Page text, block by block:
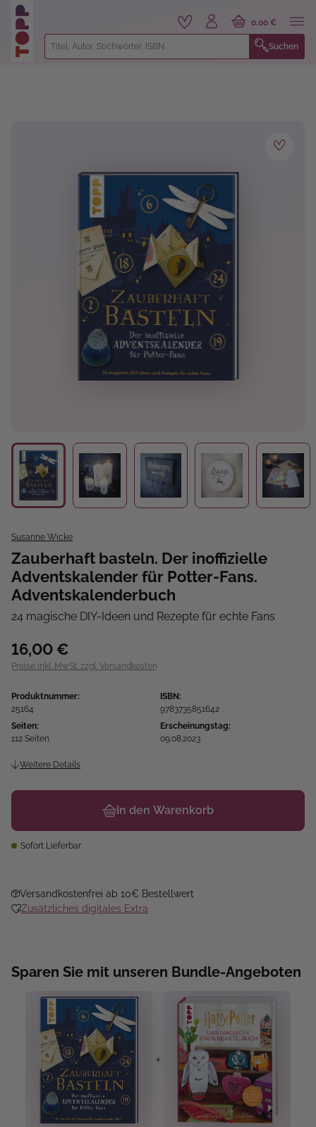
springen
Suchen
0,00 €
Susanne Wicke
Zauberhaft basteln. Der inoffizielle
Adventskalender für Potter-Fans.
Adventskalenderbuch
24 magische DIY-Ideen und Rezepte für echte Fans
16,00 €
Preise inkl. MwSt. zzgl. Versandkosten
Produktnummer:
25164
ISBN:
9783735851642
Seiten:
112 Seiten
Erscheinungstag:
09.08.2023
Weitere Details
In den Warenkorb
Sofort Lieferbar
Versandkostenfrei ab 10€ Bestellwert
Zusätzliches digitales Extra
Sparen Sie mit unseren Bundle-Angeboten
+